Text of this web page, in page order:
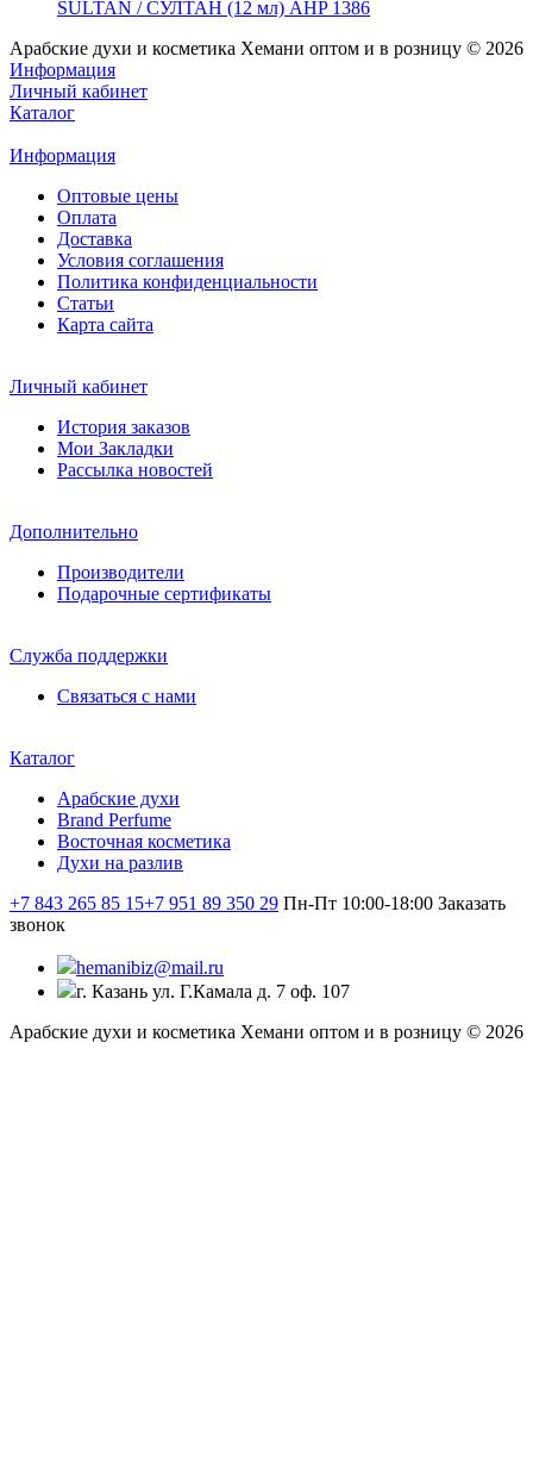
SULTAN / СУЛТАН (12 мл) AHP 1386
Арабские духи и косметика Хемани оптом и в розницу © 2026
Информация
Личный кабинет
Каталог
Информация
Оптовые цены
Оплата
Доставка
Условия соглашения
Политика конфиденциальности
Статьи
Карта сайта
Личный кабинет
История заказов
Мои Закладки
Рассылка новостей
Дополнительно
Производители
Подарочные сертификаты
Служба поддержки
Связаться с нами
Каталог
Арабские духи
Brand Perfume
Восточная косметика
Духи на разлив
+7 843 265 85 15+7 951 89 350 29 Пн-Пт 10:00-18:00 Заказать
звонок
hemanibiz@mail.ru
г. Казань ул. Г.Камала д. 7 оф. 107
Арабские духи и косметика Хемани оптом и в розницу © 2026